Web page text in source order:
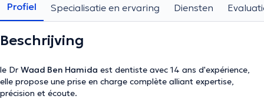
Profiel Specialisatie en ervaring Diensten
Beschrijving
le Dr Waad Ben Hamida est dentiste avec 14 ans d'expérience,
elle propose une prise en charge complète alliant expertise,
précision et écoute.